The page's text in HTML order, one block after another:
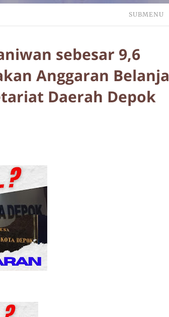
SUBMENU
sebesar 9,6
Anggaran Belanja
Daerah Depok